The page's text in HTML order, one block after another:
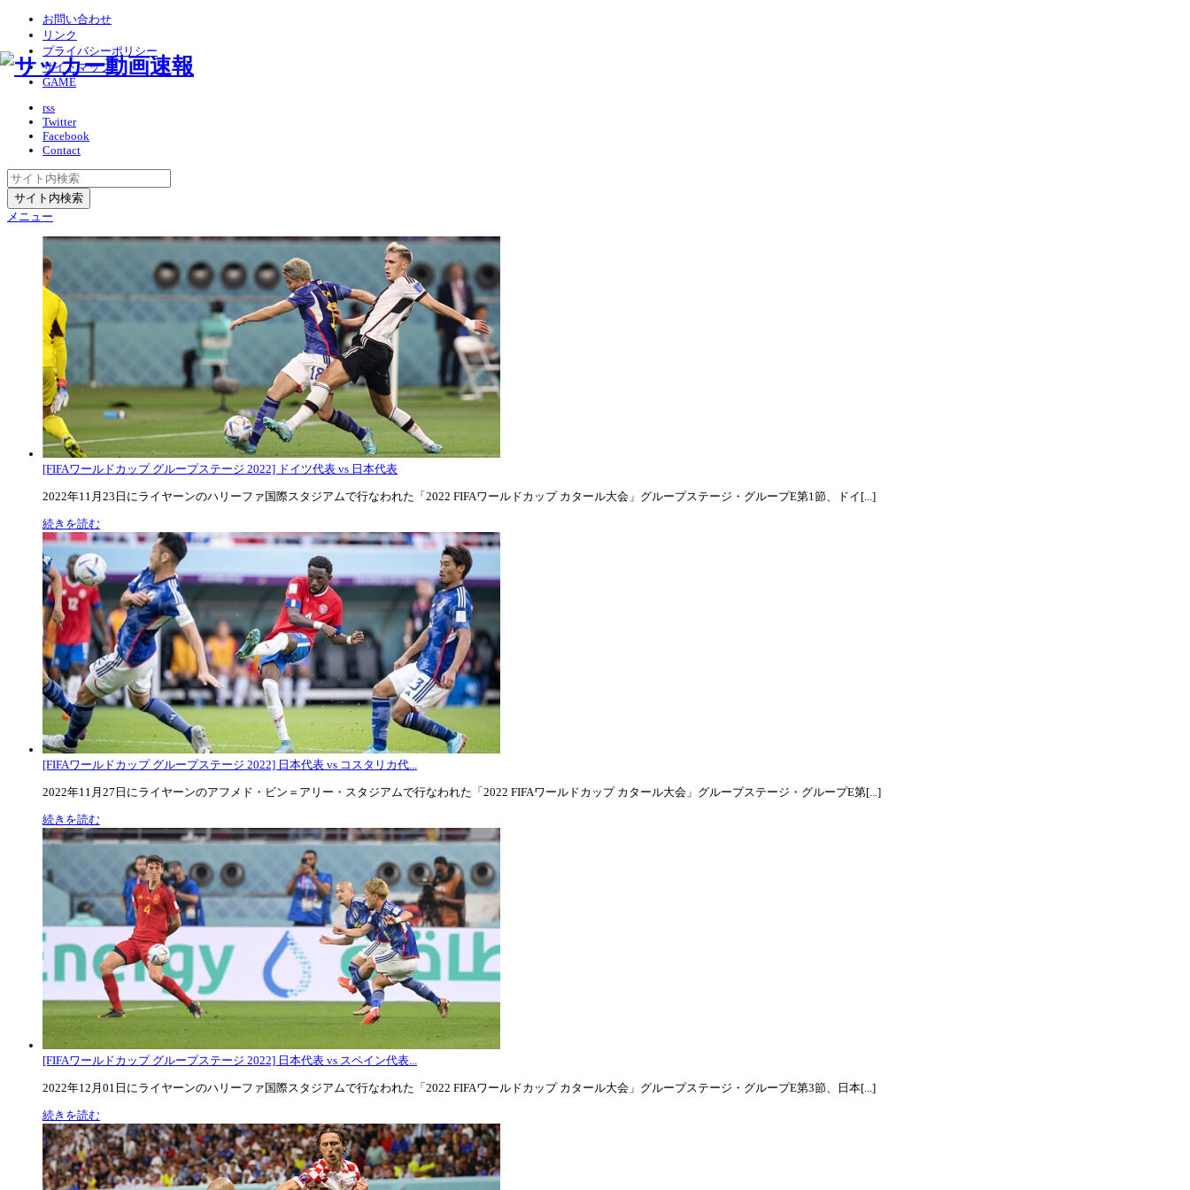
お問い合わせ
リンク
プライバシーポリシー
サイトマップ
GAME
rss
Twitter
Facebook
Contact
メニュー
[FIFAワールドカップ グループステージ 2022] ドイツ代表 vs 日本代表
2022年11月23日にライヤーンのハリーファ国際スタジアムで行なわれた「2022 FIFAワールドカップ カタール大会」グループステージ・グループE第1節、ドイ[...]
続きを読む
[FIFAワールドカップ グループステージ 2022] 日本代表 vs コスタリカ代...
2022年11月27日にライヤーンのアフメド・ビン＝アリー・スタジアムで行なわれた「2022 FIFAワールドカップ カタール大会」グループステージ・グループE第[...]
続きを読む
[FIFAワールドカップ グループステージ 2022] 日本代表 vs スペイン代表...
2022年12月01日にライヤーンのハリーファ国際スタジアムで行なわれた「2022 FIFAワールドカップ カタール大会」グループステージ・グループE第3節、日本[...]
続きを読む